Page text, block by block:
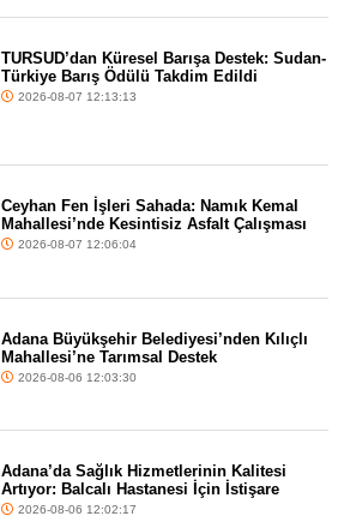
TURSUD’dan Küresel Barışa Destek: Sudan-
Türkiye Barış Ödülü Takdim Edildi
2026-08-07 12:13:13
Ceyhan Fen İşleri Sahada: Namık Kemal
Mahallesi’nde Kesintisiz Asfalt Çalışması
2026-08-07 12:06:04
Adana Büyükşehir Belediyesi’nden Kılıçlı
Mahallesi’ne Tarımsal Destek
2026-08-06 12:03:30
Adana’da Sağlık Hizmetlerinin Kalitesi
Artıyor: Balcalı Hastanesi İçin İstişare
2026-08-06 12:02:17